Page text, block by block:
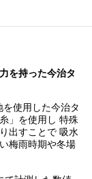
を持った今治タ
使用した今治タ
」を使用し 特殊
出すことで 吸水
梅雨時期や冬場